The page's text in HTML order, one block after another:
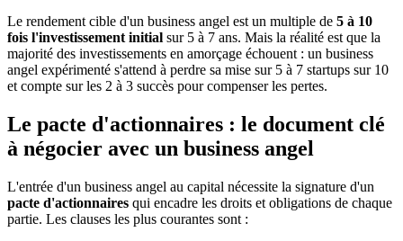
Le rendement cible d'un business angel est un multiple de 5 à 10
fois l'investissement initial sur 5 à 7 ans. Mais la réalité est que la
majorité des investissements en amorçage échouent : un business
angel expérimenté s'attend à perdre sa mise sur 5 à 7 startups sur 10
et compte sur les 2 à 3 succès pour compenser les pertes.
Le pacte d'actionnaires : le document clé
à négocier avec un business angel
L'entrée d'un business angel au capital nécessite la signature d'un
pacte d'actionnaires qui encadre les droits et obligations de chaque
partie. Les clauses les plus courantes sont :